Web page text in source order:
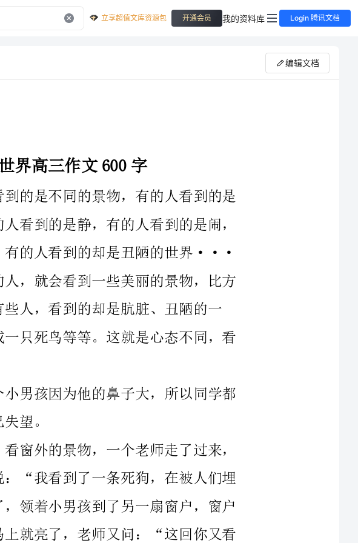
立享超值文库资源包 开通会员 我的资料库 Login 腾讯文档
编辑文档
学们都笑话我。”老师又说：“但是你很可爱，很好笑，也很滑
稽，我们班里正缺这样滑稽的同学。”之后小男孩就开始表演搞笑
雅，有的人看到的是俗，有的人看到的是静，有的人看到的是闹，
有的人看到的是美丽的世界，有的人看到的却是丑陋的世界···
翻开同一扇窗，心态好的人，就会看到一些美丽的景物，比方
我听过一个故事。有一个小男孩因为他的鼻子大，所以同学都
葬，它好惨啊！”老师知道了，领着小男孩到了另一扇窗户，窗户